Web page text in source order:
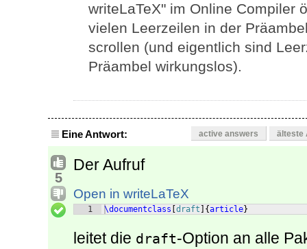
writeLaTeX" im Online Compiler
vielen Leerzeilen in der
scrollen (und eigentlich sind
Präambel wirkungslos).
Eine Antwort: active answers älteste
5
Der Aufruf
Open in writeLaTeX
1 \documentclass draft {article}
leitet die draft-Option an alle